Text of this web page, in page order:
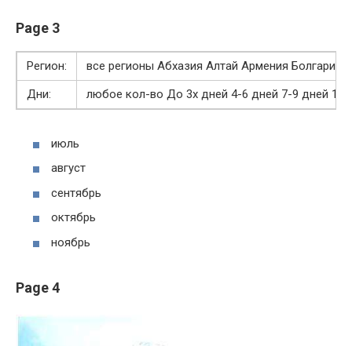
Page 3
Регион:
все регионы Абхазия Алтай Армения
Дни:
любое кол-во До 3х дней 4-6 дней 7-9 дней 10
июль
август
сентябрь
октябрь
ноябрь
Page 4